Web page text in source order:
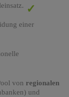
einer
von regionalen
und